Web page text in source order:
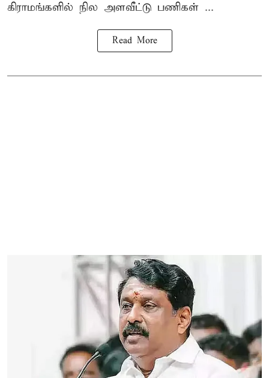
கிராமங்களில் நில அளவீட்டு பணிகள் ...
Read More